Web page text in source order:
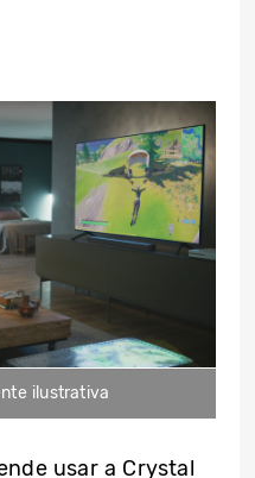
ilustrativa
usar a Crystal